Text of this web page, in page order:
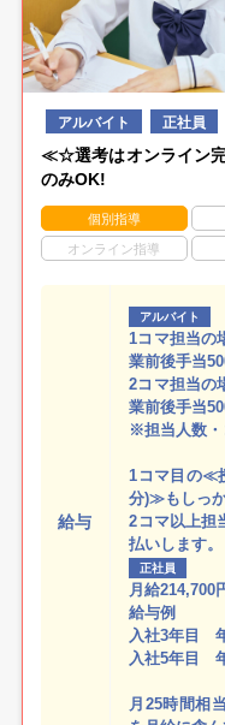
アルバイト 正社員
≪☆選考はオンライン
のみOK!
個別指導
オンライン指導
給与
アルバイト
1コマ担当の
業前後手当
2コマ担当の
業前後手当
※担当人数・
1コマ目の≪
分)≫もしっ
2コマ以上担
払いします。
正社員
月給214,700
給与例
入社3年目
入社5年目
月25時間相